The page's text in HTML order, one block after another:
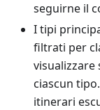
seguirne il
I tipi
filtrati per
ciascun
itinerari